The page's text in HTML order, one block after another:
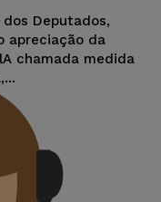
Deputados,
apreciação da
chamada medida